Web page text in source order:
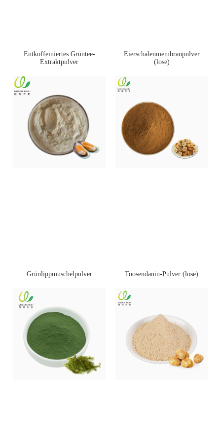
Entkoffeiniertes Grüntee-
Extraktpulver
Eierschalenmembranpulver
(lose)
Grünlippmuschelpulver Toosendanin-Pulver (lose)